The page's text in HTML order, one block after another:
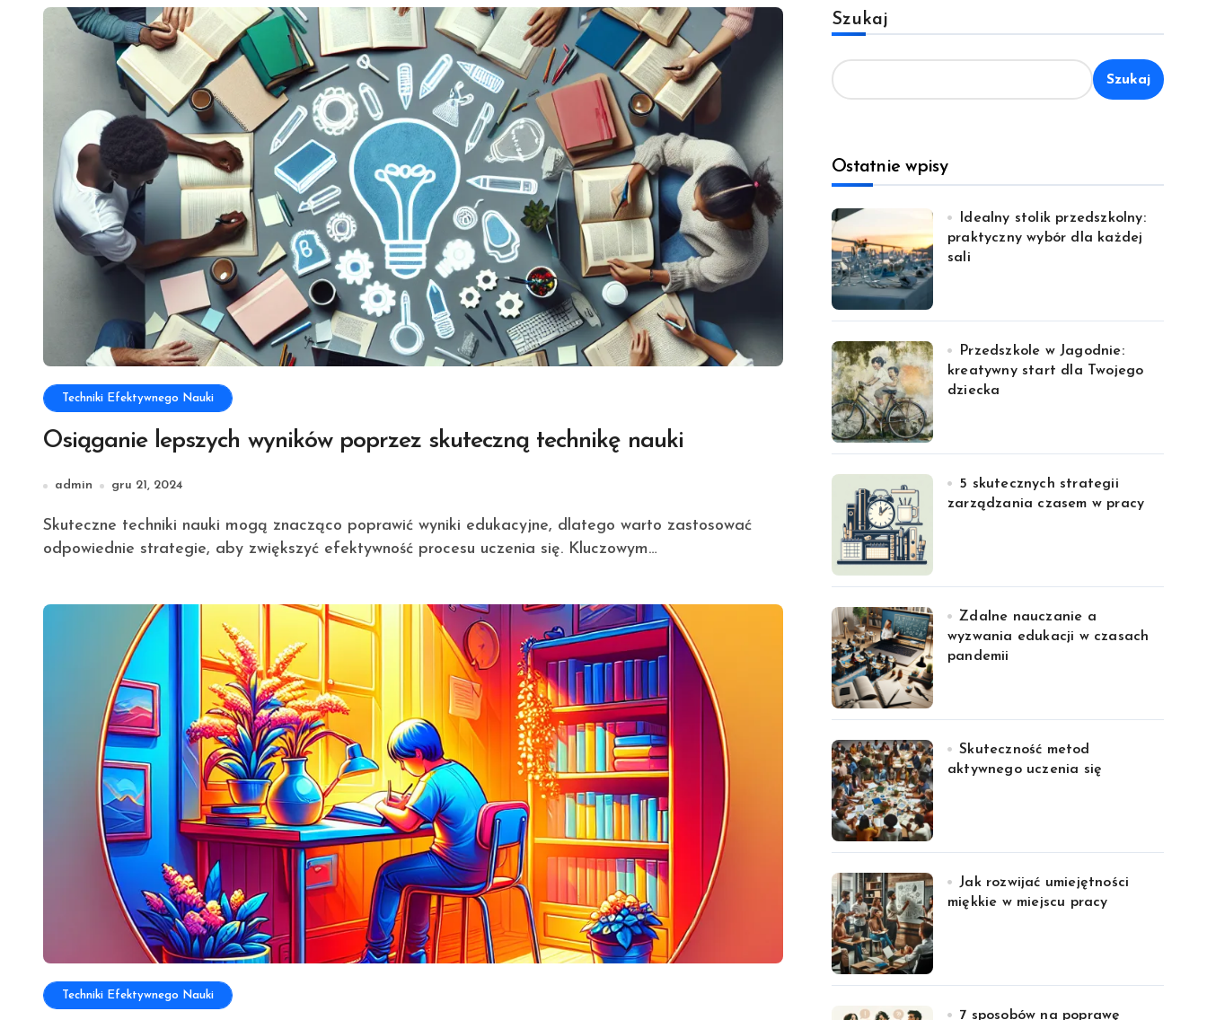
Techniki Efektywnego Nauki
Osiąganie lepszych wyników poprzez skuteczną technikę nauki
admin gru 21, 2024
Skuteczne techniki nauki mogą znacząco poprawić wyniki edukacyjne, dlatego warto zastosować
odpowiednie strategie, aby zwiększyć efektywność procesu uczenia się. Kluczowym…
Techniki Efektywnego Nauki
Szukaj
Szukaj
Ostatnie wpisy
Idealny stolik przedszkolny:
praktyczny wybór dla każdej
sali
Przedszkole w Jagodnie:
kreatywny start dla Twojego
dziecka
5 skutecznych strategii
zarządzania czasem w pracy
Zdalne nauczanie a
wyzwania edukacji w czasach
pandemii
Skuteczność metod
aktywnego uczenia się
Jak rozwijać umiejętności
miękkie w miejscu pracy
7 sposobów na poprawę